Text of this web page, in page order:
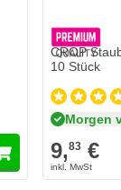
ist
ist
CROP
10 Stück
Morgen
9,83 €